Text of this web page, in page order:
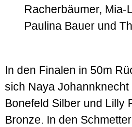
Racherbäumer, Mia-
Paulina Bauer und
In den Finalen in 50m
sich Naya Johannknecht
Bonefeld Silber und Lilly
Bronze. In den